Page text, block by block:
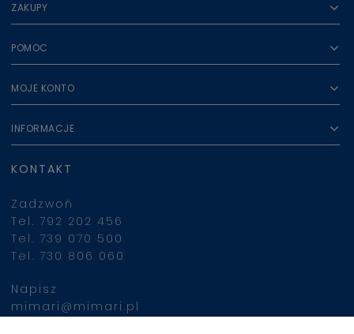
ZAKUPY
POMOC
MOJE KONTO
INFORMACJE
KONTAKT
Zadzwoń
Tel. 792 202 456
Tel. 739 070 500
Tel. 730 806 060
Napisz
mimari@mimari.pl